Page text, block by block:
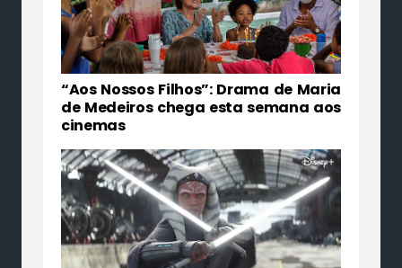
“Aos Nossos Filhos”: Drama de Maria
de Medeiros chega esta semana aos
cinemas